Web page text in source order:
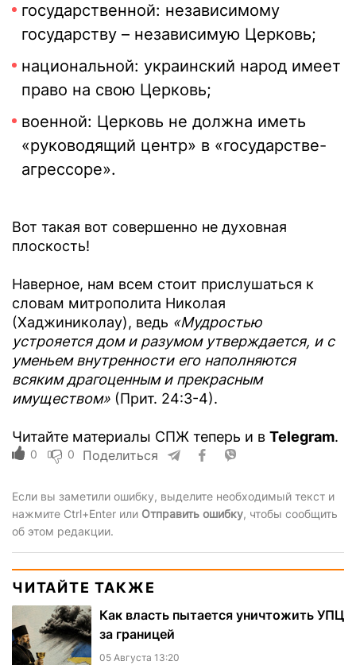
государственной: независимому
государству – независимую Церковь;
национальной: украинский народ имеет
право на свою Церковь;
военной: Церковь не должна иметь
«руководящий центр» в «государстве-
агрессоре».
Вот такая вот совершенно не духовная
плоскость!
Наверное, нам всем стоит прислушаться к
словам митрополита Николая
(Хаджиниколау), ведь «Мудростью
устрояется дом и разумом утверждается, и с
уменьем внутренности его наполняются
всяким драгоценным и прекрасным
имуществом» (Прит. 24:3-4).
Читайте материалы СПЖ теперь и в Telegram.
0 0 Поделиться
Если вы заметили ошибку, выделите необходимый текст и
нажмите Ctrl+Enter или Отправить ошибку, чтобы сообщить
об этом редакции.
ЧИТАЙТЕ ТАКЖЕ
Как власть пытается уничтожить УПЦ
за границей
05 Августа 13:20